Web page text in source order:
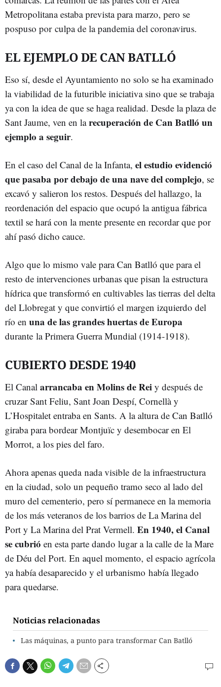
Metropolitana estaba prevista para marzo, pero se
pospuso por culpa de la pandemia del coronavirus.
EL EJEMPLO DE CAN BATLLÓ
Eso sí, desde el Ayuntamiento no solo se ha examinado
la viabilidad de la futurible iniciativa sino que se trabaja
ya con la idea de que se haga realidad. Desde la plaza de
Sant Jaume, ven en larecuperación de Can Batlló un
ejemplo a seguir.
En el caso del Canal de la Infanta, el estudio evidenció
que pasaba por debajo de una nave del complejo, se
excavó y salieron los restos. Después del hallazgo, la
reordenación del espacio que ocupó la antigua fábrica
textil se hará con la mente presente en recordar que por
ahí pasó dicho cauce.
Algo que lo mismo vale para Can Batlló que para el
resto de intervenciones urbanas que pisan la estructura
hídrica que transformó en cultivables las tierras del delta
del Llobregat y que convirtió el margen izquierdo del
río en una de las grandes huertas de Europa
durante la Primera Guerra Mundial (1914-1918).
CUBIERTO DESDE 1940
El Canal arrancaba en Molins de Rei y después de
cruzar Sant Feliu, Sant Joan Despí, Cornellà y
L’Hospitalet entraba en Sants. A la altura de Can Batlló
giraba para bordear Montjuïc y desembocar en El
Morrot, a los pies del faro.
Ahora apenas queda nada visible de la infraestructura
en la ciudad, solo un pequeño tramo seco al lado del
muro del cementerio, pero sí permanece en la memoria
de los más veteranos de los barrios de La Marina del
Port y La Marina del Prat Vermell. En 1940, el Canal
se cubrió en esta parte dando lugar a la calle de la Mare
de Déu del Port. En aquel momento, el espacio agrícola
ya había desaparecido y el urbanismo había llegado
para quedarse.
Noticias relacionadas
Las máquinas, a punto para transformar Can Batlló